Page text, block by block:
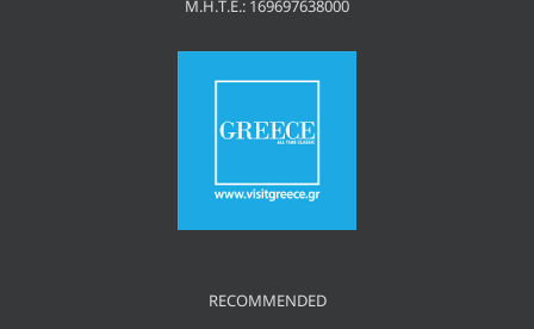
Μ.Η.Τ.Ε.: 169697638000
RECOMMENDED